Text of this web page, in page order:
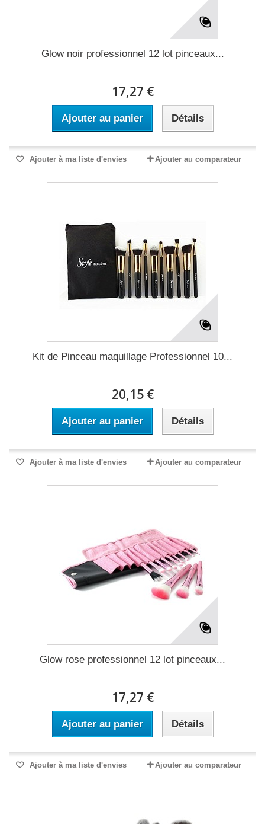
Glow noir professionnel 12 lot pinceaux...
17,27 €
Ajouter au panier Détails
Ajouter à ma liste d'envies Ajouter au comparateur
Kit de Pinceau maquillage Professionnel 10...
20,15 €
Ajouter au panier Détails
Ajouter à ma liste d'envies Ajouter au comparateur
Glow rose professionnel 12 lot pinceaux...
17,27 €
Ajouter au panier Détails
Ajouter à ma liste d'envies Ajouter au comparateur